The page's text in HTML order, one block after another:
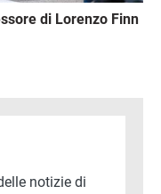
di Lorenzo Finn
notizie di